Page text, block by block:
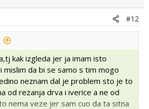
#12
kak izgleda jer ja imam isto
mislim da bi se samo s tim mogo
neznam dal je problem sto je to
od rezanja drva i iverice a ne od
nema veze jer sam cuo da ta sitna